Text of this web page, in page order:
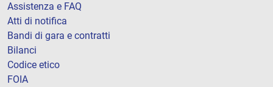
Assistenza e FAQ
Atti di notifica
Bandi di gara e contratti
Bilanci
Codice etico
FOIA